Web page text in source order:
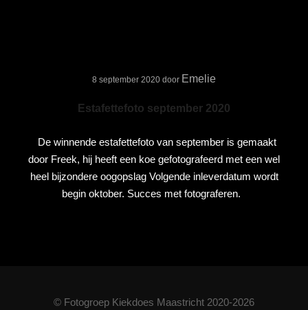
8 september 2020 door Emelie
Estafettefoto september 2020
De winnende estafettefoto van september is gemaakt
door Freek, hij heeft een koe gefotografeerd met een wel
heel bijzondere oogopslag Volgende inleverdatum wordt
begin oktober. Succes met fotograferen.
© Fotogroep Kiekdoes Maastricht 2020-2026